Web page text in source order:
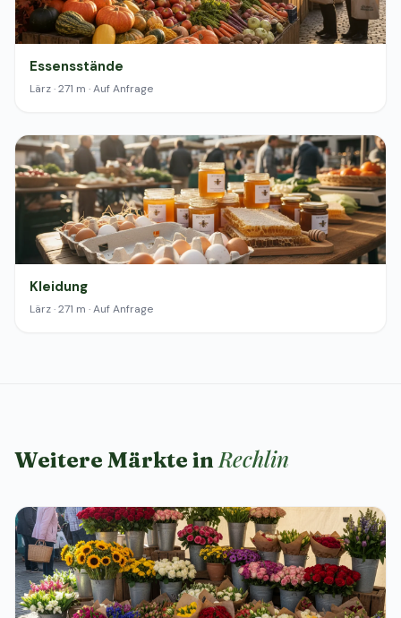
Essensstände
Lärz · 271 m · Auf Anfrage
Kleidung
Lärz · 271 m · Auf Anfrage
Weitere Märkte inRechlin